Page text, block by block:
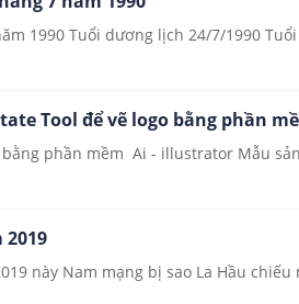
1990 Tuổi dương lịch 24/7/1990
Tool để vẽ logo bằng phần
phần mềm Ai - illustrator Mẫu
này Nam mạng bị sao La Hầu